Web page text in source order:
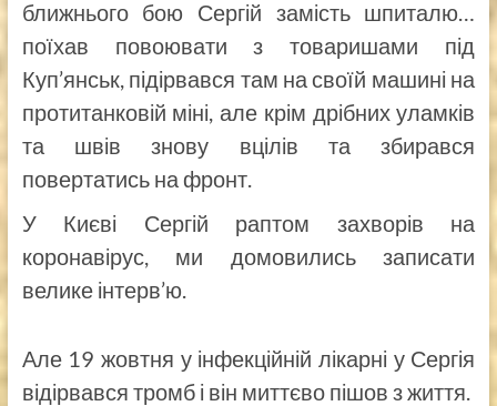
ближнього бою Сергій замість шпиталю…
поїхав повоювати з товаришами під
Куп’янськ, підірвався там на своїй машині на
протитанковій міні, але крім дрібних уламків
та швів знову вцілів та збирався
повертатись на фронт.
У Києві Сергій раптом захворів на
коронавірус, ми домовились записати
велике інтерв’ю.
Але 19 жовтня у інфекційній лікарні у Сергія
відірвався тромб і він миттєво пішов з життя.